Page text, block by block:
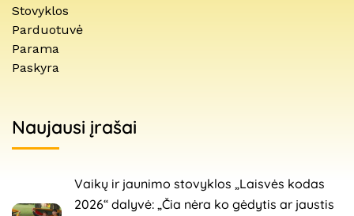
Stovyklos
Parduotuvė
Parama
Paskyra
Naujausi įrašai
Vaikų ir jaunimo stovyklos „Laisvės kodas
2026“ dalyvė: „Čia nėra ko gėdytis ar jaustis